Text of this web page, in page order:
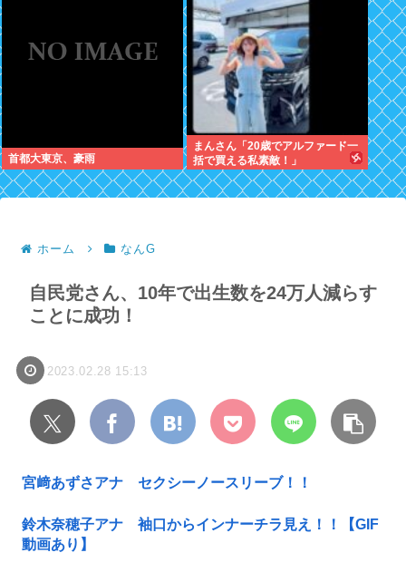
首都大東京、豪雨
まんさん「20歳でアルファード一
括で買える私素敵！」
ホーム なんG
自民党さん、10年で出生数を24万人減らす
ことに成功！
2023.02.28 15:13
宮﨑あずさアナ セクシーノースリーブ！！
鈴木奈穂子アナ 袖口からインナーチラ見え！！【GIF
動画あり】